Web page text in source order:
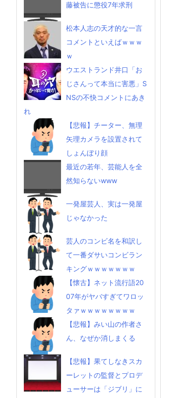
藤被告に懲役7年求刑
松本人志の天才的な一言
コメントといえばｗｗｗ
ｗ
ウエストランド井口「お
じさんって本当に害悪」S
NSの不快コメントにあき
れ
【悲報】チーター、無理
矢理カメラを設置されて
しょんぼり顔
最近の若年、芸能人を全
然知らないwww
一発屋芸人、実は一発屋
じゃなかった
芸人のコンビ名を和訳し
て一番ダサいコンビラン
キングｗｗｗｗｗｗｗ
【懐古】ネット流行語20
07年がヤバすぎてワロッ
タァｗｗｗｗｗｗｗｗ
【悲報】みい山の作者さ
ん、なぜか消しまくる
【悲報】果てしなきスカ
ーレットの監督とプロデ
ューサーは「ジブリ」に